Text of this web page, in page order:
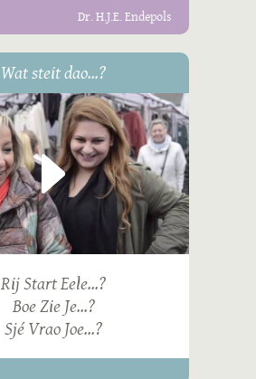
Dr. H.J.E. Endepols
Wat steit dao...?
Rij Start Eele...?
Boe Zie Je...?
Sjé Vrao Joe...?